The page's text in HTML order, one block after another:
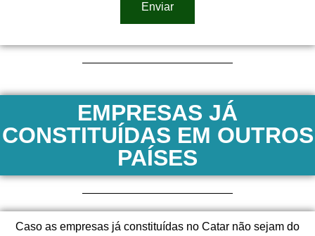
Enviar
EMPRESAS JÁ
CONSTITUÍDAS EM OUTROS
PAÍSES​
Caso as empresas já constituídas no Catar não sejam do